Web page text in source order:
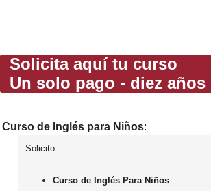
Solicita aquí tu curso
Un solo pago - diez años
Curso de Inglés para Niños:
Solicito:
Curso de Inglés Para Niños